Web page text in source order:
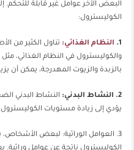
البعض الآخر عوامل غير قابلة
الكوليسترول:
1. النظام الغذائي: تناول الكثير من
والكوليسترول في النظام الغذائي،
بالزبدة والزيوت المهدرجة، يمكن أن
2. النشاط البدني:
النشاط البدني
يؤدي إلى زيادة مستويات الكوليسترول.
3. العوامل الوراثية: لبعض